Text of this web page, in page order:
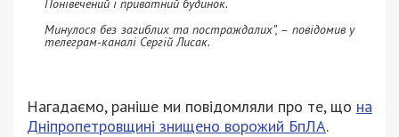
Понівечений і приватний будинок.
Минулося без загиблих та постраждалих”, – повідомив у
телеграм-каналі Сергій Лисак.
Нагадаємо, раніше ми повідомляли про те, що на
Дніпропетровщині знищено ворожий БпЛА.